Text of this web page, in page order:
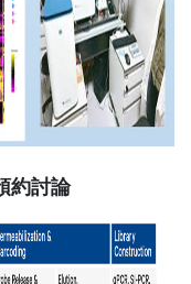
約討論